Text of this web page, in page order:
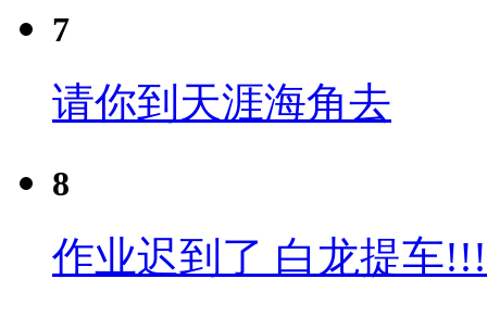
7
请你到天涯海角去
8
作业迟到了 白龙提车